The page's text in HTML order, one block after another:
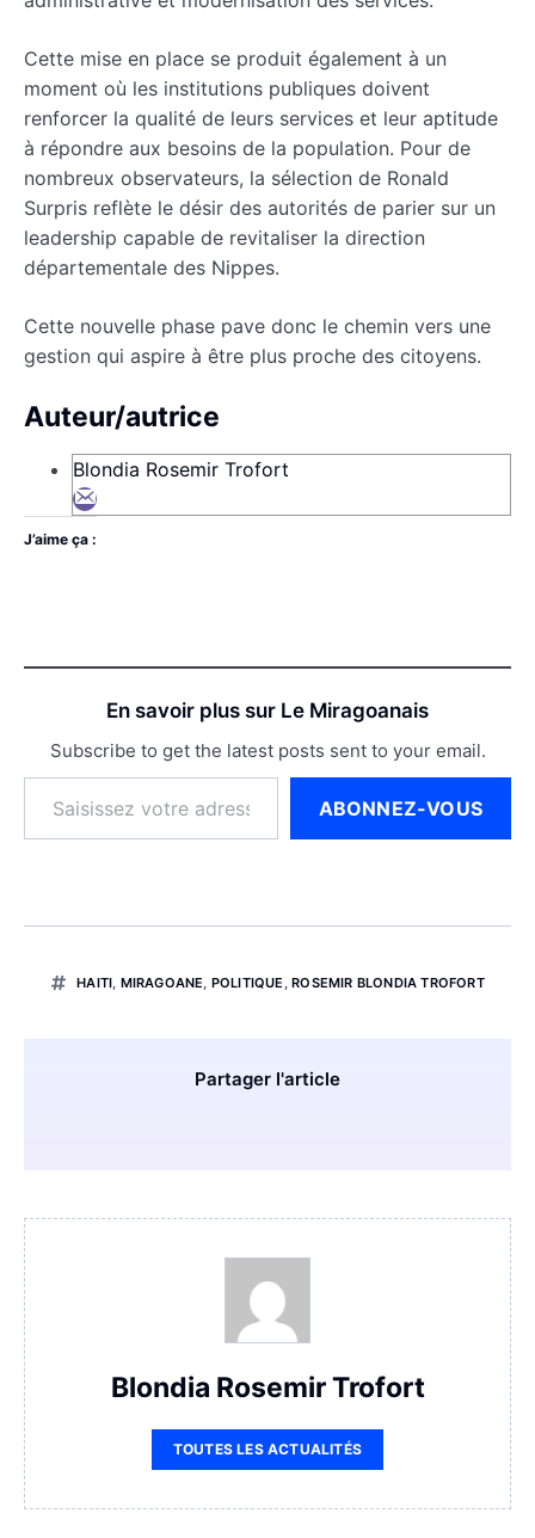
Cette mise en place se produit également à un
moment où les institutions publiques doivent
renforcer la qualité de leurs services et leur aptitude
à répondre aux besoins de la population. Pour de
nombreux observateurs, la sélection de Ronald
Surpris reflète le désir des autorités de parier sur un
leadership capable de revitaliser la direction
départementale des Nippes.
Cette nouvelle phase pave donc le chemin vers une
gestion qui aspire à être plus proche des citoyens.
Auteur/autrice
Blondia Rosemir Trofort
J’aime ça :
En savoir plus sur Le Miragoanais
Subscribe to get the latest posts sent to your email.
ABONNEZ-VOUS
HAITI, MIRAGOANE, POLITIQUE ,ROSEMIR BLONDIA TROFORT
Partager l'article
Blondia Rosemir Trofort
TOUTES LES ACTUALITÉS